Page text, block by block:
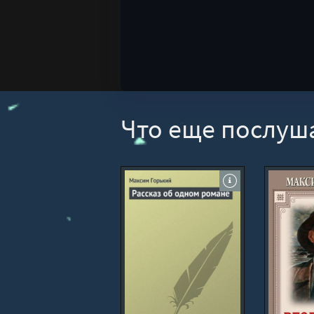
Что еще